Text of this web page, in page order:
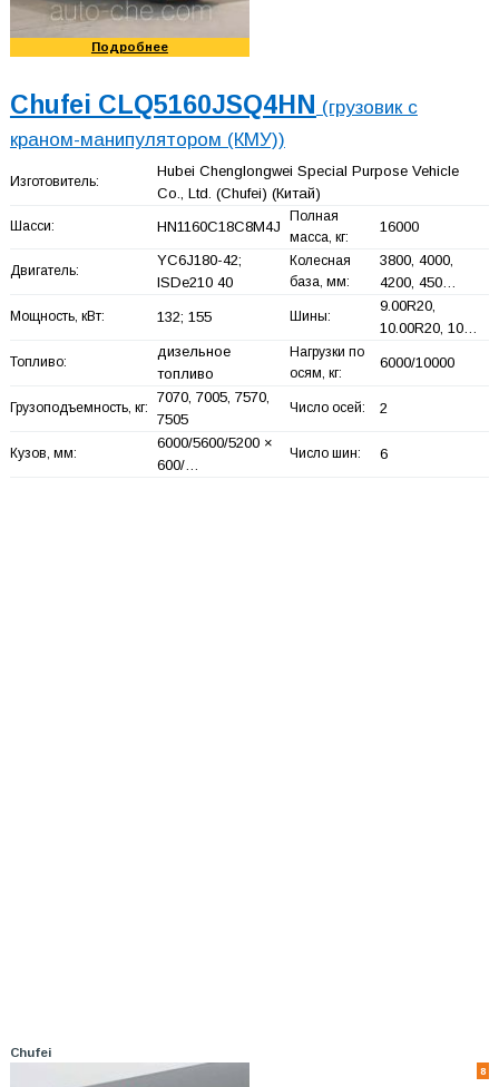
Подробнее
Chufei CLQ5160JSQ4HN (грузовик с
краном-манипулятором (КМУ))
Изготовитель:
Hubei Chenglongwei Special Purpose Vehicle
Co., Ltd. (Chufei) (Китай)
Шасси: HN1160C18C8M4J
Полная
масса, кг:
16000
Двигатель:
YC6J180-42;
ISDe210 40
Колесная
база, мм:
3800, 4000,
4200, 450…
Мощность, кВт: 132; 155 Шины:
9.00R20,
10.00R20, 10…
Топливо:
дизельное
топливо
Нагрузки по
осям, кг:
6000/10000
Грузоподъемность, кг:
7070, 7005, 7570,
7505
Число осей: 2
Кузов, мм:
6000/5600/5200 ×
600/…
Число шин: 6
Chufei
8